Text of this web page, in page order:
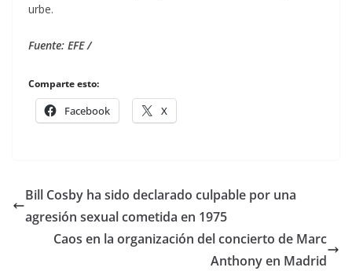
urbe.
Fuente: EFE /
Comparte esto:
Facebook X
Bill Cosby ha sido declarado culpable por una
agresión sexual cometida en 1975
Caos en la organización del concierto de Marc
Anthony en Madrid